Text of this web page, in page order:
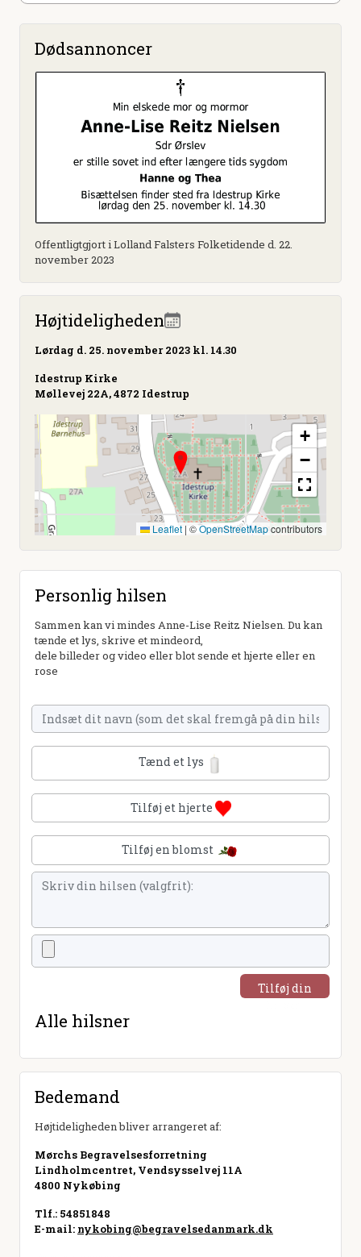
Dødsannoncer
Offentligtgjort i Lolland Falsters Folketidende d. 22.
november 2023
Højtideligheden
Lørdag d. 25. november 2023 kl. 14.30
Idestrup Kirke
Møllevej 22A, 4872 Idestrup
+
−
Leaflet | ©OpenStreetMapcontributors
Personlig hilsen
Sammen kan vi mindes Anne-Lise Reitz Nielsen. Du kan
tænde et lys, skrive et mindeord,
dele billeder og video eller blot sende et hjerte eller en
rose
Tænd et lys
Tilføj et hjerte
Tilføj en blomst
Tilføj din
Alle hilsner
Bedemand
Højtideligheden bliver arrangeret af:
Mørchs Begravelsesforretning
Lindholmcentret, Vendsysselvej 11A
4800 Nykøbing
Tlf.: 54851848
E-mail: nykobing@begravelsedanmark.dk